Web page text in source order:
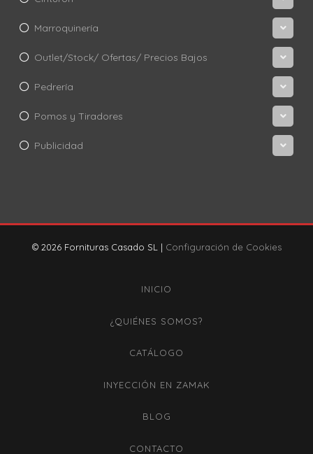
Marroquinería
Outlet/Stock/ Ofertas/ Precios Bajos
Pedrería
Pomos y Tiradores
Publicidad
© 2026 Fornituras Casado SL | Configuración de Cookies
INICIO
¿QUIÉNES SOMOS?
CATÁLOGO
INYECCIÓN EN ZAMAK
BLOG
CONTACTO